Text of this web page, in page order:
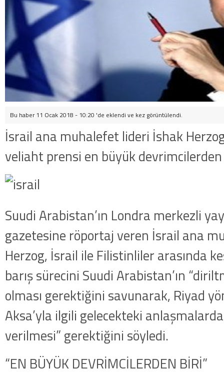
Bu haber 11 Ocak 2018 - 10:20 'de eklendi ve kez görüntülendi.
İsrail ana muhalefet lideri İshak
veliaht prensi en büyük
Suudi Arabistan’ın Londra merkezli
gazetesine röportaj veren İsrail ana
Herzog, İsrail ile Filistinliler arasında
barış sürecini Suudi Arabistan’ın
olması gerektiğini savunarak, Riyad
Aksa’yla ilgili gelecekteki
verilmesi” gerektiğini söyledi.
“EN BÜYÜK DEVRİMCİLERDEN BİRİ”